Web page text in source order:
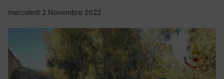
mercoledì 2 Novembre 2022